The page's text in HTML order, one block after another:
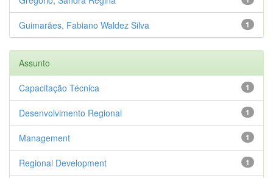
1
Guimarães, Fabiano Waldez Silva
Assunto
1
Capacitação Técnica
1
Desenvolvimento Regional
1
Management
1
Regional Development